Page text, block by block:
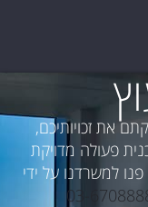
את זכויותיכם,
פעולה מדויקת
למשרדנו על ידי
03-